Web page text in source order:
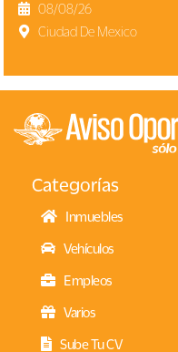
Ingresar
08/08/26
Ciudad De Mexico
Categorías
Inmuebles
Vehículos
Empleos
Varios
Sube Tu CV